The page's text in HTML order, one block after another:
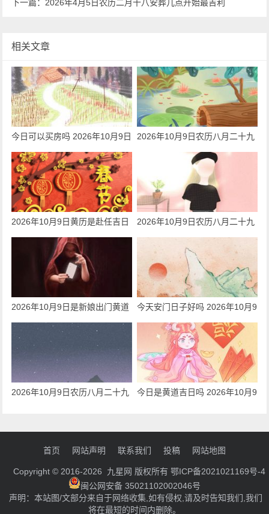
下一篇： 2026年4月5日农历二月十八安葬几点开始最吉利
相关文章
今日可以买房吗 2026年10月9日
是黄道吉日吗
2026年10月9日农历八月二十九
可以纳采吗 今日纳采合适吗
2026年10月9日黄历是赴任吉日
吗 今天日子好吗
2026年10月9日农历八月二十九
2026年10月9日是新娘出门黄道
吉日吗 今日五行穿衣指南
今天安门日子好吗 2026年10月9
日是安门吉日吗
2026年10月9日农历八月二十九
今日是黄道吉日吗 2026年10月9
首页 网站声明 联系我们 投稿 网站地图
Copyright © 2016-2026 九星网 版权所有 鄂ICP备2021021169号-4
闽公网安备 35021102002046号
声明：本站图/文部分来自于网络收集,如有侵权,请及时告知我们,我们
将在最短的时间内删除。